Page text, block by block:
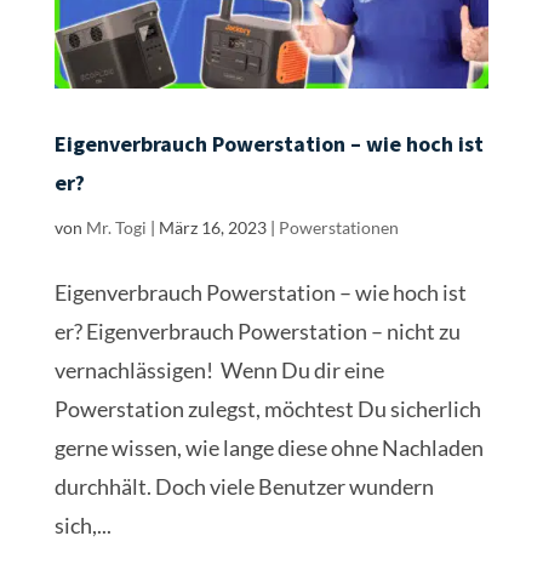
Eigenverbrauch Powerstation – wie hoch ist
er?
von Mr. Togi | März 16, 2023| Powerstationen
Eigenverbrauch Powerstation – wie hoch ist
er? Eigenverbrauch Powerstation – nicht zu
vernachlässigen! Wenn Du dir eine
Powerstation zulegst, möchtest Du sicherlich
gerne wissen, wie lange diese ohne Nachladen
durchhält. Doch viele Benutzer wundern
sich,...